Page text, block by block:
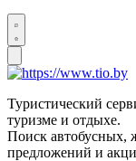
Туристический
туризме и отдыхе.
Поиск автобусных,
предложений и